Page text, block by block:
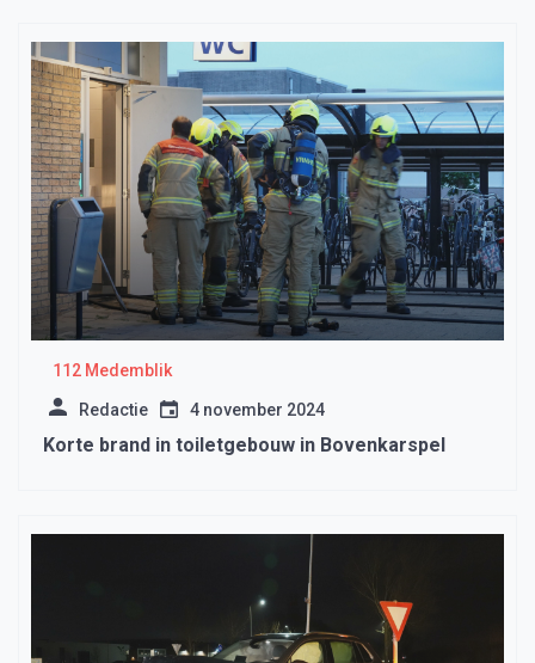
112 Medemblik
Redactie 4 november 2024
Korte brand in toiletgebouw in Bovenkarspel